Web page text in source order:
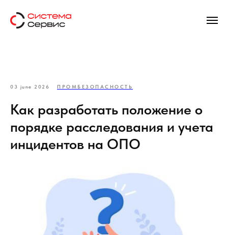
03 june 2026 ПРОМБЕЗОПАСНОСТЬ
Как разработать положение о
порядке расследования и учета
инцидентов на ОПО